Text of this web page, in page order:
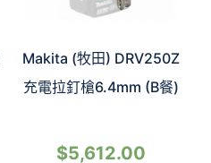
Makita (牧田) DRV250Z
充電拉釘槍6.4mm (B餐)
$5,612.00